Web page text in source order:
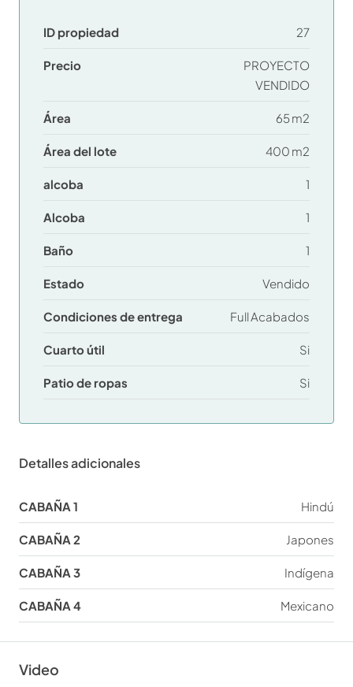
ID propiedad 27
Precio
PROYECTO
VENDIDO
Área 65 m2
Área del lote 400 m2
alcoba 1
Alcoba 1
Baño 1
Estado Vendido
Condiciones de entrega Full Acabados
Cuarto útil Si
Patio de ropas Si
Detalles adicionales
CABAÑA 1 Hindú
CABAÑA 2 Japones
CABAÑA 3 Indígena
CABAÑA 4 Mexicano
Video